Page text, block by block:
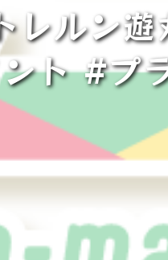
レルン
ト #プ